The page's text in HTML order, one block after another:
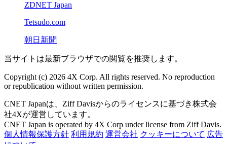
ZDNET Japan
Tetsudo.com
朝日新聞
当サイトは最新ブラウザでの閲覧を推奨します。
Copyright (c) 2026 4X Corp. All rights reserved. No reproduction
or republication without written permission.
CNET Japanは、Ziff Davisからのライセンスに基づき株式会
社4Xが運営しています。
CNET Japan is operated by 4X Corp under license from Ziff Davis.
個人情報保護方針 利用規約 運営会社 クッキーについて 広告